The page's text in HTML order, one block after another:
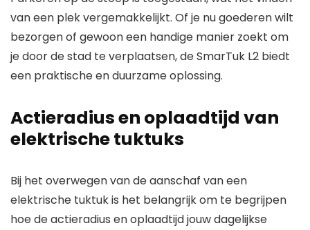
van een plek vergemakkelijkt. Of je nu goederen wilt
bezorgen of gewoon een handige manier zoekt om
je door de stad te verplaatsen, de SmarTuk L2 biedt
een praktische en duurzame oplossing.
Actieradius en oplaadtijd van
elektrische tuktuks
Bij het overwegen van de aanschaf van een
elektrische tuktuk is het belangrijk om te begrijpen
hoe de actieradius en oplaadtijd jouw dagelijkse